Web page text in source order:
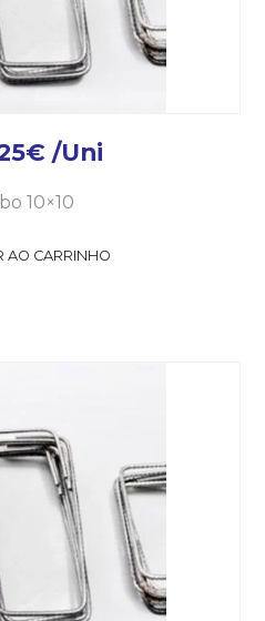
€ /Uni
10×10
AO CARRINHO